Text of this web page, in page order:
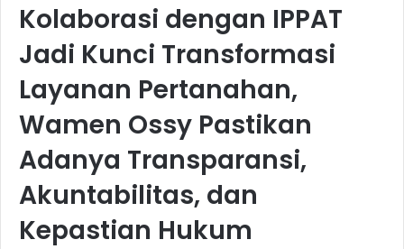
Kolaborasi dengan IPPAT
Jadi Kunci Transformasi
Layanan Pertanahan,
Wamen Ossy Pastikan
Adanya Transparansi,
Akuntabilitas, dan
Kepastian Hukum